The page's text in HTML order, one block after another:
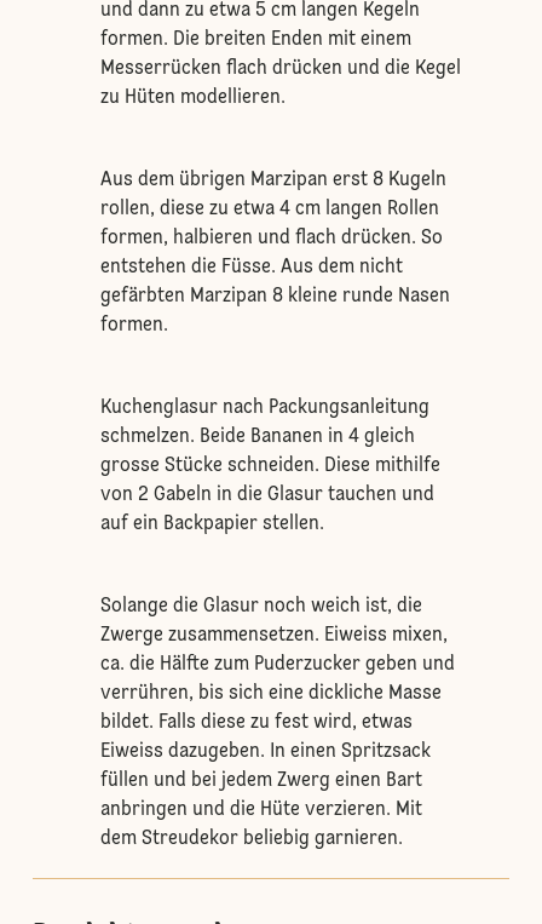
und dann zu etwa 5 cm langen Kegeln
formen. Die breiten Enden mit einem
Messerrücken flach drücken und die Kegel
zu Hüten modellieren.
Aus dem übrigen Marzipan erst 8 Kugeln
rollen, diese zu etwa 4 cm langen Rollen
formen, halbieren und flach drücken. So
entstehen die Füsse. Aus dem nicht
gefärbten Marzipan 8 kleine runde Nasen
formen.
Kuchenglasur nach Packungsanleitung
schmelzen. Beide Bananen in 4 gleich
grosse Stücke schneiden. Diese mithilfe
von 2 Gabeln in die Glasur tauchen und
auf ein Backpapier stellen.
Solange die Glasur noch weich ist, die
Zwerge zusammensetzen. Eiweiss mixen,
ca. die Hälfte zum Puderzucker geben und
verrühren, bis sich eine dickliche Masse
bildet. Falls diese zu fest wird, etwas
Eiweiss dazugeben. In einen Spritzsack
füllen und bei jedem Zwerg einen Bart
anbringen und die Hüte verzieren. Mit
dem Streudekor beliebig garnieren.